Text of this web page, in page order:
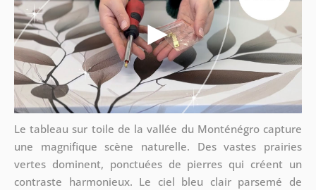
Le tableau sur toile de la vallée du Monténégro capture
une magnifique scène naturelle. Des vastes prairies
vertes dominent, ponctuées de pierres qui créent un
contraste harmonieux. Le ciel bleu clair parsemé de